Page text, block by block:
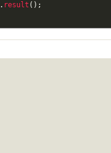
. result ( ) ;